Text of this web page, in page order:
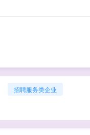
招聘服务类企业